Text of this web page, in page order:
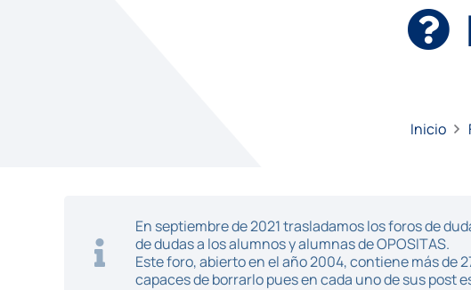
Inicio
En septiembre de 2021 trasladamos los foros de
de dudas a los alumnos y alumnas de OPOSITAS.
Este foro, abierto en el año 2004, contiene más de
capaces de borrarlo pues en cada uno de sus post